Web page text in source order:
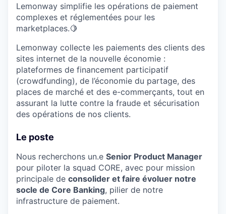
Lemonway simplifie les opérations de paiement
complexes et réglementées pour les
marketplaces.🍋
Lemonway collecte les paiements des clients des
sites internet de la nouvelle économie :
plateformes de financement participatif
(crowdfunding), de l’économie du partage, des
places de marché et des e-commerçants, tout en
assurant la lutte contre la fraude et sécurisation
des opérations de nos clients.
Le poste
Nous recherchons un.e Senior Product Manager
pour piloter la squad CORE, avec pour mission
principale de consolider et faire évoluer notre
socle de Core Banking, pilier de notre
infrastructure de paiement.